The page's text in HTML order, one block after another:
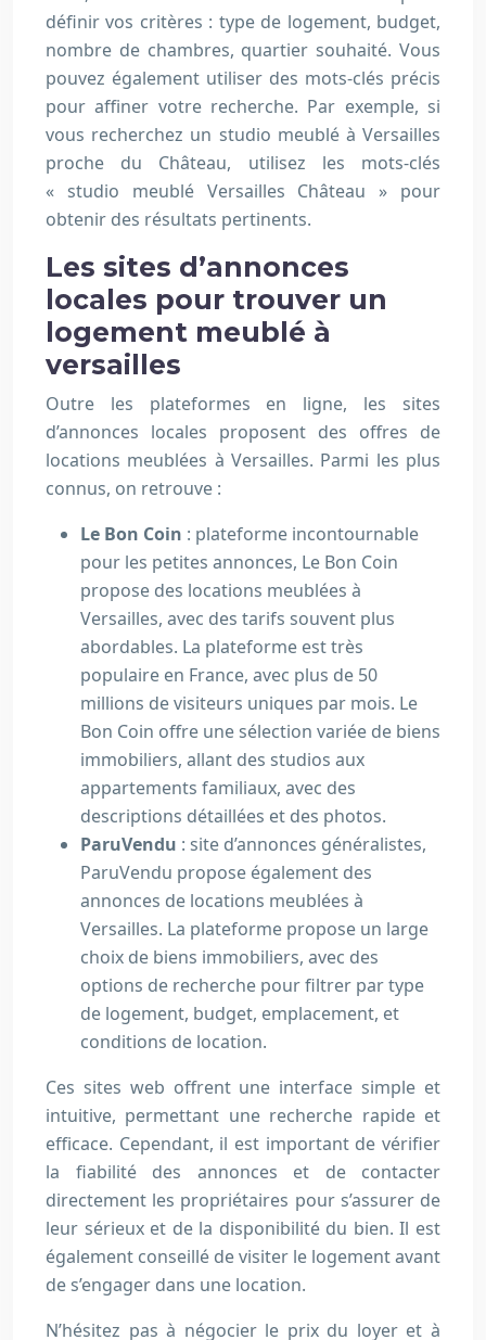
définir vos critères : type de logement, budget,
nombre de chambres, quartier souhaité. Vous
pouvez également utiliser des mots-clés précis
pour affiner votre recherche. Par exemple, si
vous recherchez un studio meublé à Versailles
proche du Château, utilisez les mots-clés
« studio meublé Versailles Château » pour
obtenir des résultats pertinents.
Les sites d’annonces
locales pour trouver un
logement meublé à
versailles
Outre les plateformes en ligne, les sites
d’annonces locales proposent des offres de
locations meublées à Versailles. Parmi les plus
connus, on retrouve :
Le Bon Coin : plateforme incontournable
pour les petites annonces, Le Bon Coin
propose des locations meublées à
Versailles, avec des tarifs souvent plus
abordables. La plateforme est très
populaire en France, avec plus de 50
millions de visiteurs uniques par mois. Le
Bon Coin offre une sélection variée de biens
immobiliers, allant des studios aux
appartements familiaux, avec des
descriptions détaillées et des photos.
ParuVendu : site d’annonces généralistes,
ParuVendu propose également des
annonces de locations meublées à
Versailles. La plateforme propose un large
choix de biens immobiliers, avec des
options de recherche pour filtrer par type
de logement, budget, emplacement, et
conditions de location.
Ces sites web offrent une interface simple et
intuitive, permettant une recherche rapide et
efficace. Cependant, il est important de vérifier
la fiabilité des annonces et de contacter
directement les propriétaires pour s’assurer de
leur sérieux et de la disponibilité du bien. Il est
également conseillé de visiter le logement avant
de s’engager dans une location.
N’hésitez pas à négocier le prix du loyer et à